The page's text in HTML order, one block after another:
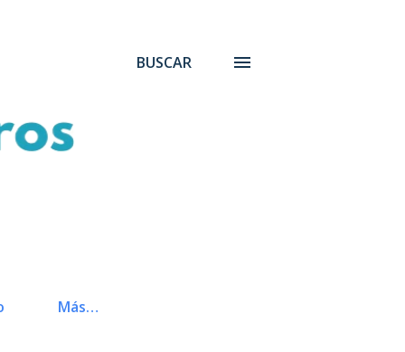
BUSCAR
Más…